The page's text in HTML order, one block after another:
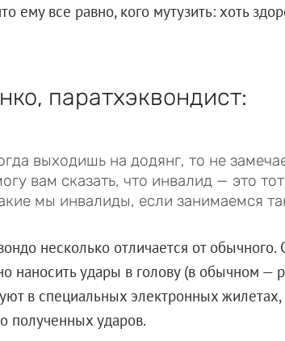
ему все равно, кого мутузить: хоть
паратхэквондист:
выходишь на додянг, то не
вам сказать, что инвалид — это
мы инвалиды, если занимаемся
несколько отличается от обычного.
наносить удары в голову (в обычном —
в специальных электронных
полученных ударов.